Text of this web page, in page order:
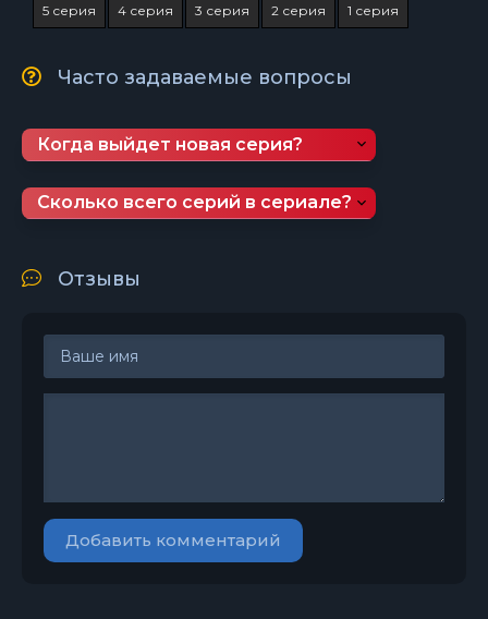
5 серия 4 серия 3 серия 2 серия 1 серия
Часто задаваемые вопросы
Когда выйдет новая серия?
Сколько всего серий в сериале?
Отзывы
Добавить комментарий